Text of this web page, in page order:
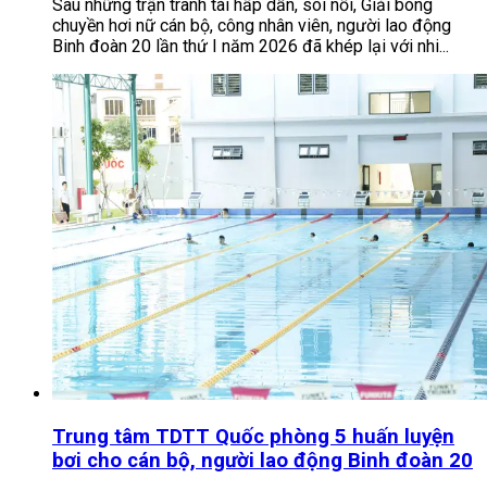
Sau những trận tranh tài hấp dẫn, sôi nổi, Giải bóng
chuyền hơi nữ cán bộ, công nhân viên, người lao động
Binh đoàn 20 lần thứ I năm 2026 đã khép lại với nhi...
Trung tâm TDTT Quốc phòng 5 huấn luyện
bơi cho cán bộ, người lao động Binh đoàn 20